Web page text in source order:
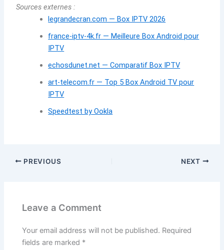
Sources externes :
legrandecran.com — Box IPTV 2026
france-iptv-4k.fr — Meilleure Box Android pour
IPTV
echosdunet.net — Comparatif Box IPTV
art-telecom.fr — Top 5 Box Android TV pour
IPTV
Speedtest by Ookla
PREVIOUS NEXT
Leave a Comment
Your email address will not be published. Required
fields are marked *